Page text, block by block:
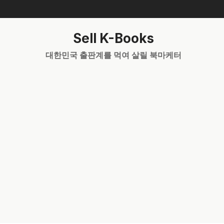
to
Sell K-Books
대한민국 출판계를 먹여 살릴 북마케터